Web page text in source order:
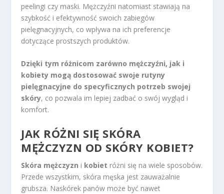
peelingi czy maski. Mężczyźni natomiast stawiają na
szybkość i efektywność swoich zabiegów
pielęgnacyjnych, co wpływa na ich preferencje
dotyczące prostszych produktów.
Dzięki tym różnicom zarówno mężczyźni, jak i
kobiety mogą dostosować swoje rutyny
pielęgnacyjne do specyficznych potrzeb swojej
skóry, co pozwala im lepiej zadbać o swój wygląd i
komfort.
JAK RÓŻNI SIĘ SKÓRA
MĘŻCZYZN OD SKÓRY KOBIET?
Skóra mężczyzn i kobiet różni się na wiele sposobów.
Przede wszystkim, skóra męska jest zauważalnie
grubsza. Naskórek panów może być nawet